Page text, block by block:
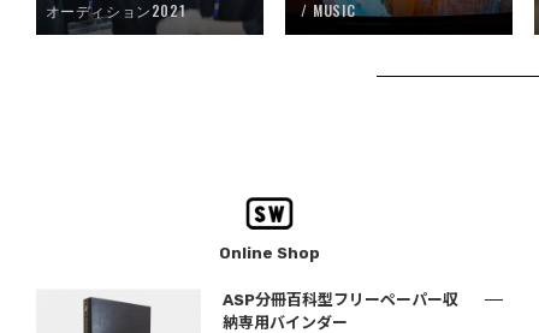
オーディション2021
MUSIC
Online Shop
ASP分冊百科型フリーペーパー収
納専用バインダー